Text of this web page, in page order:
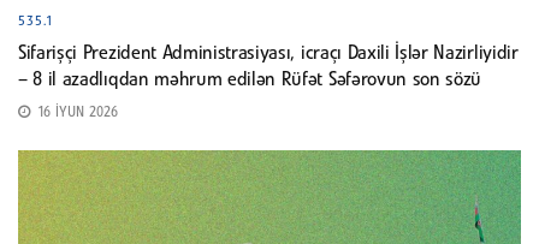
535.1
Sifarişçi Prezident Administrasiyası, icraçı Daxili İşlər Nazirliyidir
– 8 il azadlıqdan məhrum edilən Rüfət Səfərovun son sözü
16 İYUN 2026